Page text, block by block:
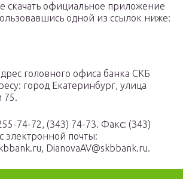
скачать официальное приложение
одной из ссылок ниже:
головного офиса банка СКБ
город Екатеринбург, улица
75.
74-72, (343) 74-73. Факс: (343)
электронной почты:
DianovaAV@skbbank.ru.